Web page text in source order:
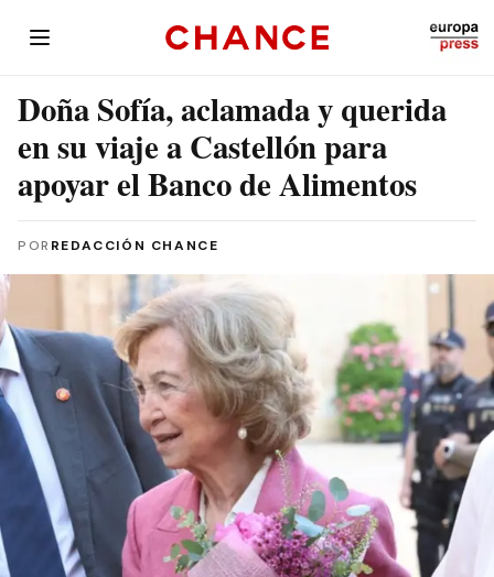
Doña Sofía, aclamada y querida
en su viaje a Castellón para
apoyar el Banco de Alimentos
POR REDACCIÓN CHANCE